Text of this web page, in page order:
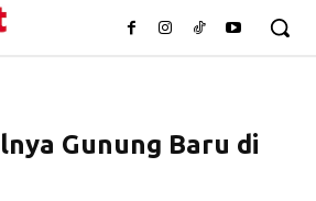
Gunung Baru di